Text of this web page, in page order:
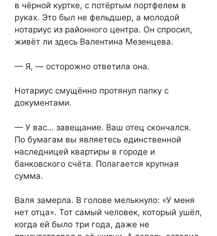
в чёрной куртке, с потёртым портфелем в
руках. Это был не фельдшер, а молодой
нотариус из районного центра. Он спросил,
живёт ли здесь Валентина Мезенцева.
— Я, — осторожно ответила она.
Нотариус смущённо протянул папку с
документами.
— У вас… завещание. Ваш отец скончался.
По бумагам вы являетесь единственной
наследницей квартиры в городе и
банковского счёта. Полагается крупная
сумма.
Валя замерла. В голове мелькнуло: «У меня
нет отца». Тот самый человек, который ушёл,
когда ей было три года, даже не